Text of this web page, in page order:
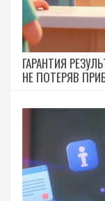
ГАРАНТИЯ
НЕ ПОТЕРЯВ